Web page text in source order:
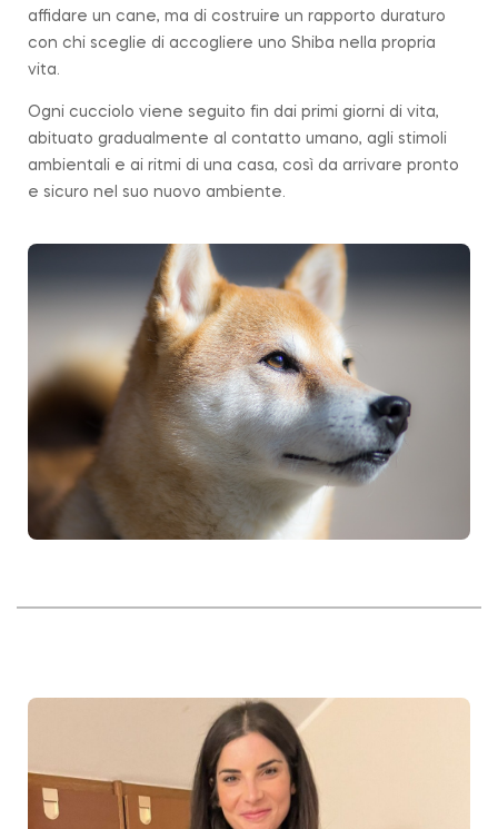
affidare un cane, ma di costruire un rapporto duraturo
con chi sceglie di accogliere uno Shiba nella propria
vita.
Ogni cucciolo viene seguito fin dai primi giorni di vita,
abituato gradualmente al contatto umano, agli stimoli
ambientali e ai ritmi di una casa, così da arrivare pronto
e sicuro nel suo nuovo ambiente.